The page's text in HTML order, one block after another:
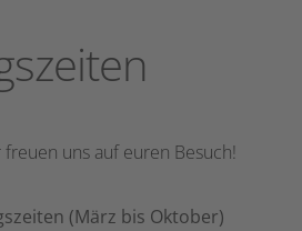
uns auf euren Besuch!
(März bis Oktober)